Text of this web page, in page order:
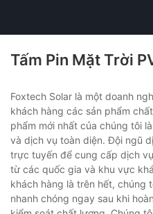
Tấm Pin Mặt Trời
Foxtech Solar là một doanh
khách hàng các sản phẩm
phẩm mới nhất của chúng tôi
và dịch vụ toàn diện. Đội ngũ
trực tuyến để cung cấp dịch
từ các quốc gia và khu vực
khách hàng là trên hết, chúng
nhanh chóng ngay sau khi